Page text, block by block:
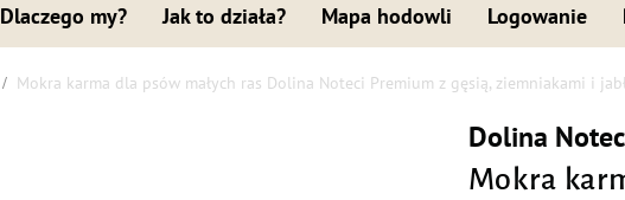
Dlaczego my? Jak to działa? Mapa hodowli Logowanie
Mokra karma dla psów małych ras Dolina Noteci Premium z gęsią, ziemniakami i
Dolina
Mokra